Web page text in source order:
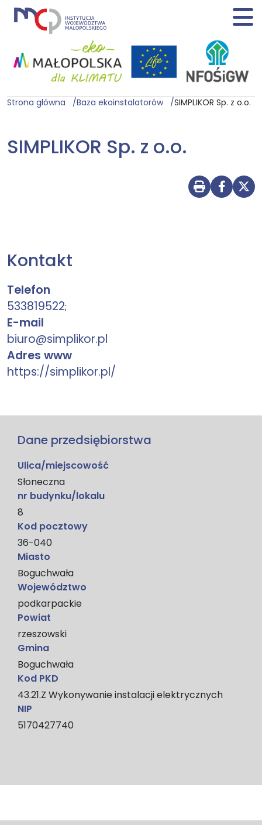
Strona główna Baza ekoinstalatorów SIMPLIKOR Sp. z o.o.
SIMPLIKOR Sp. z o.o.
Drukuj
Kontakt
Telefon
533819522;
E-mail
biuro@simplikor.pl
Adres www
https://simplikor.pl/
Dane przedsiębiorstwa
Ulica/miejscowość
Słoneczna
nr budynku/lokalu
8
Kod pocztowy
36-040
Miasto
Boguchwała
Województwo
podkarpackie
Powiat
rzeszowski
Gmina
Boguchwała
Kod PKD
43.21.Z Wykonywanie instalacji elektrycznych
NIP
5170427740